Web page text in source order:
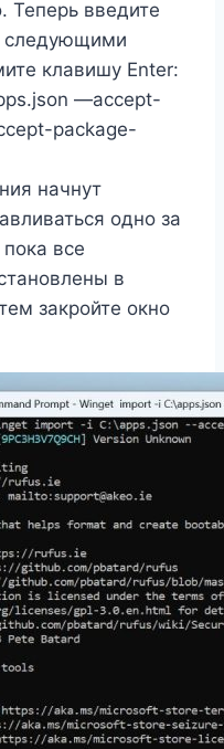
Теперь введите
следующими
клавишу Enter:
—accept-
package-
начнут
одно за
все
в
закройте окно